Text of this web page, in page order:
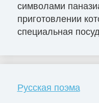
символами
приготовлении
специальная
Русская поэма